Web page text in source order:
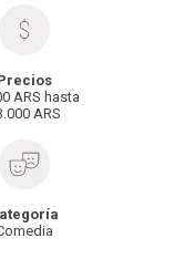
ARS hasta
ARS